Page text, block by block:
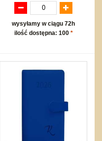
wysyłamy w ciągu 72h
ilość dostępna: 100 *